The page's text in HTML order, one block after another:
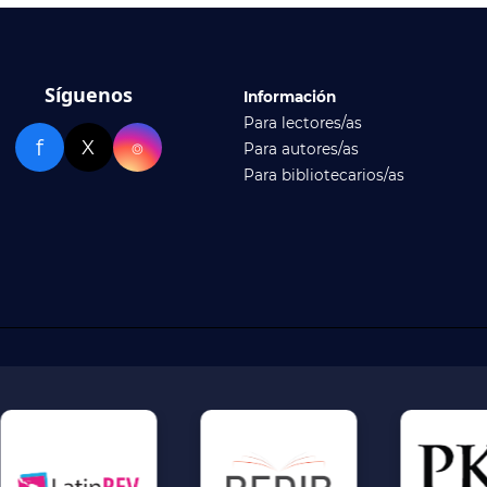
Síguenos
f X ⌾
Información
Para lectores/as
Para autores/as
Para bibliotecarios/as